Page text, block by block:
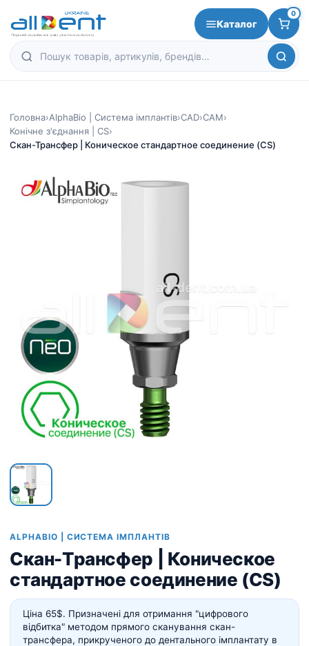
Каталог
0
Головна›AlphaBio | Система імплантів›CAD›CAM›
Конічне з'єднання | CS›
Скан-Трансфер | Коническое стандартное соединение (CS)
ALPHABIO | СИСТЕМА ІМПЛАНТІВ
Скан-Трансфер | Коническое
стандартное соединение (CS)
Ціна 65$. Призначені для отримання "цифрового
відбитка" методом прямого сканування скан-
трансфера, прикрученого до дентального імплантату в